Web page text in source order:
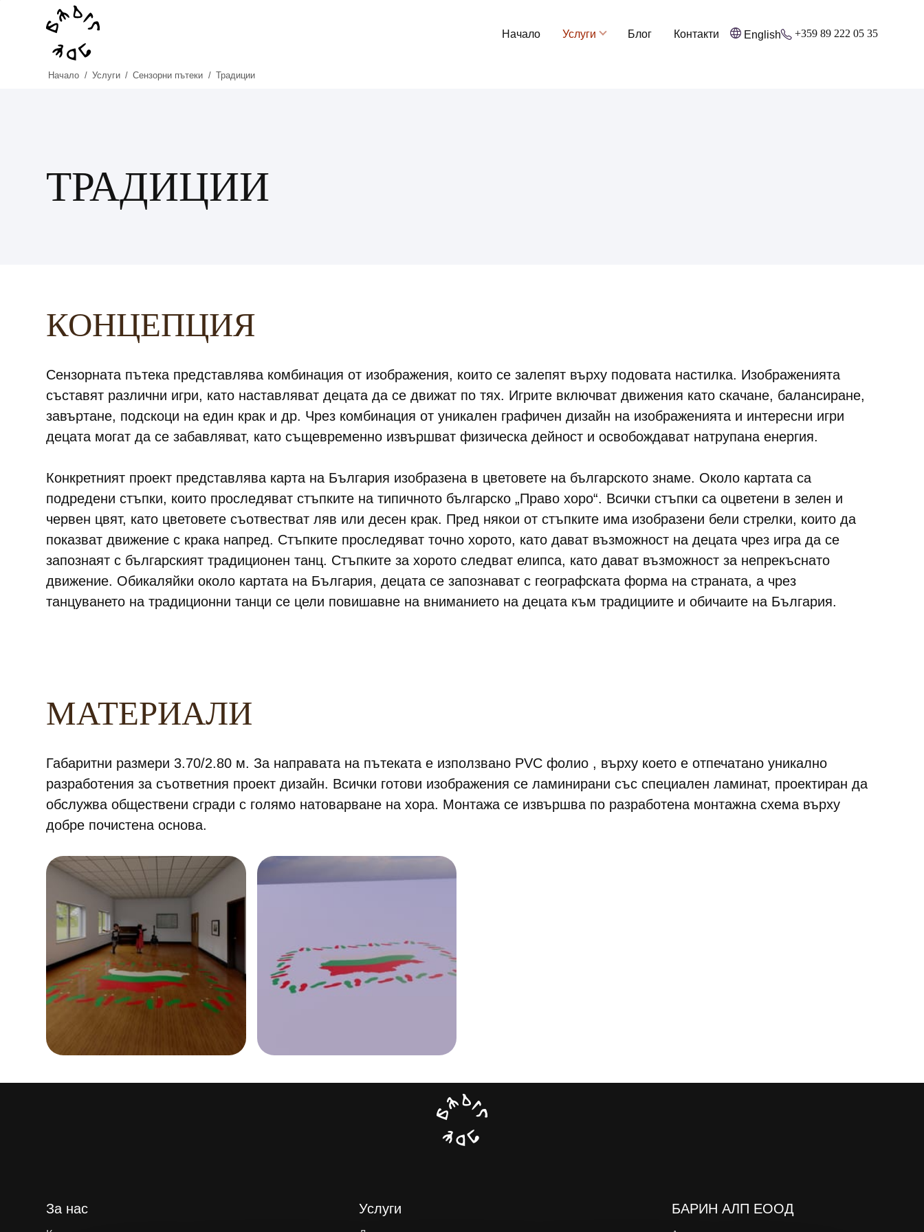
Начало Услуги Блог Контакти English +359 89 222 05 35
Начало / Услуги / Сензорни пътеки / Традиции
ТРАДИЦИИ
КОНЦЕПЦИЯ
Сензорната пътека представлява комбинация от изображения, които се залепят върху подовата настилка. Изображенията
съставят различни игри, като наставляват децата да се движат по тях. Игрите включват движения като скачане, балансиране,
завъртане, подскоци на един крак и др. Чрез комбинация от уникален графичен дизайн на изображенията и интересни игри
децата могат да се забавляват, като същевременно извършват физическа дейност и освобождават натрупана енергия.
Конкретният проект представлява карта на България изобразена в цветовете на българското знаме. Около картата са
подредени стъпки, които проследяват стъпките на типичното българско „Право хоро“. Всички стъпки са оцветени в зелен и
червен цвят, като цветовете съотвестват ляв или десен крак. Пред някои от стъпките има изобразени бели стрелки, които да
показват движение с крака напред. Стъпките проследяват точно хорото, като дават възможност на децата чрез игра да се
запознаят с българският традиционен танц. Стъпките за хорото следват елипса, като дават възможност за непрекъснато
движение. Обикаляйки около картата на България, децата се запознават с географската форма на страната, а чрез
танцуването на традиционни танци се цели повишавне на вниманието на децата към традициите и обичаите на България.
МАТЕРИАЛИ
Габаритни размери 3.70/2.80 м. За направата на пътеката е използвано PVC фолио , върху което е отпечатано уникално
разработения за съответния проект дизайн. Всички готови изображения се ламинирани със специален ламинат, проектиран да
обслужва обществени сгради с голямо натоварване на хора. Монтажа се извършва по разработена монтажна схема върху
добре почистена основа.
За нас Услуги БАРИН АЛП ЕООД